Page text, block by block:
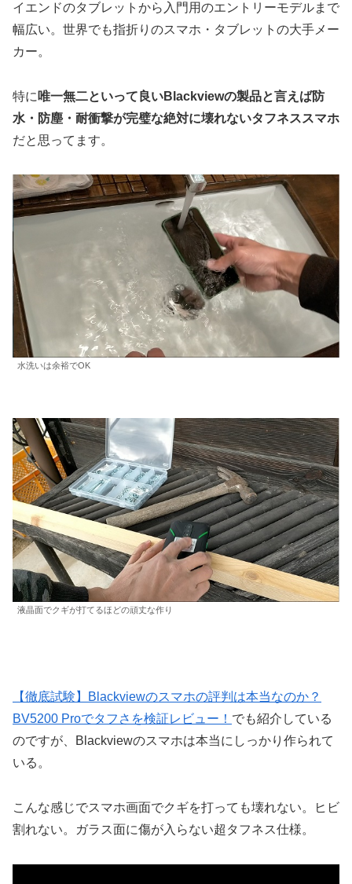
イエンドのタブレットから入門用のエントリーモデルまで
幅広い。世界でも指折りのスマホ・タブレットの大手メー
カー。
特に 唯一無二といって良いBlackviewの製品と言えば防
水・防塵・耐衝撃が完璧な絶対に壊れないタフネススマホ
だと思ってます。
水洗いは余裕でOK
液晶面でクギが打てるほどの頑丈な作り
【徹底試験】Blackviewのスマホの評判は本当なのか？
BV5200 Proでタフさを検証レビュー！ でも紹介している
のですが、Blackviewのスマホは本当にしっかり作られて
いる。
こんな感じでスマホ画面でクギを打っても壊れない。ヒビ
割れない。ガラス面に傷が入らない超タフネス仕様。